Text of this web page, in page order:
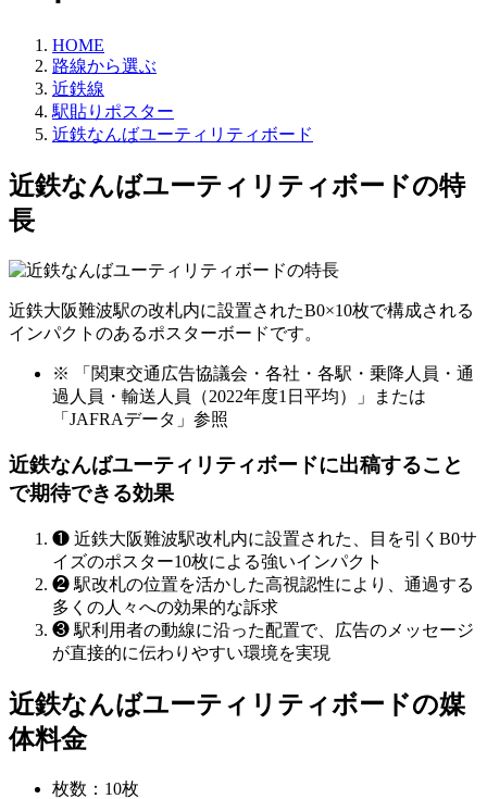
HOME
路線から選ぶ
近鉄線
駅貼りポスター
近鉄なんばユーティリティボード
近鉄なんばユーティリティボードの特
長
近鉄大阪難波駅の改札内に設置されたB0×10枚で構成される
インパクトのあるポスターボードです。
※ 「関東交通広告協議会・各社・各駅・乗降人員・通
過人員・輸送人員（2022年度1日平均）」または
「JAFRAデータ」参照
近鉄なんばユーティリティボードに出稿すること
で期待できる効果
❶ 近鉄大阪難波駅改札内に設置された、目を引くB0サ
イズのポスター10枚による強いインパクト
❷ 駅改札の位置を活かした高視認性により、通過する
多くの人々への効果的な訴求
❸ 駅利用者の動線に沿った配置で、広告のメッセージ
が直接的に伝わりやすい環境を実現
近鉄なんばユーティリティボードの媒
体料金
枚数：10枚